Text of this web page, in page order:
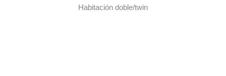
Habitación doble/twin